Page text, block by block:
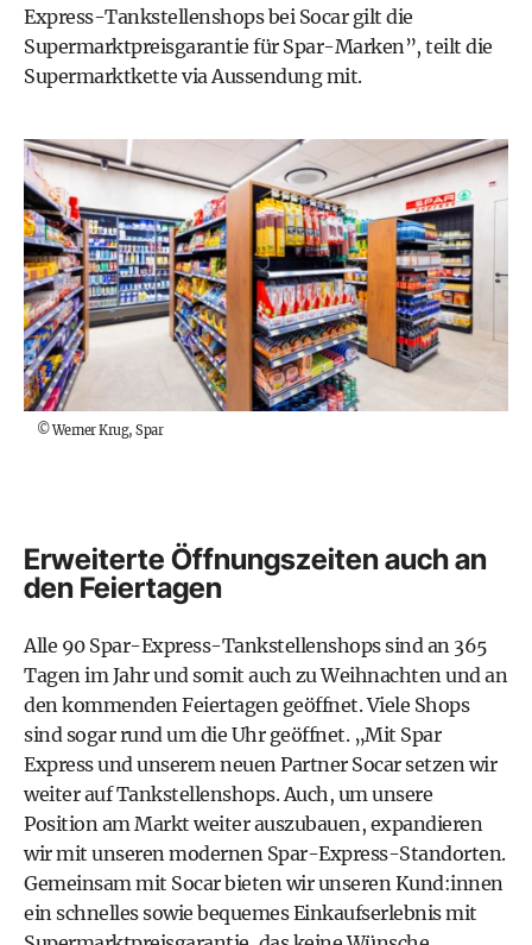
Express-Tankstellenshops bei Socar gilt die
Supermarktpreisgarantie für Spar-Marken”, teilt die
Supermarktkette via Aussendung mit.
©Werner Krug, Spar
Erweiterte Öffnungszeiten auch an
den Feiertagen
Alle 90 Spar-Express-Tankstellenshops sind an 365
Tagen im Jahr und somit auch zu Weihnachten und an
den kommenden Feiertagen geöffnet. Viele Shops
sind sogar rund um die Uhr geöffnet. „Mit Spar
Express und unserem neuen Partner Socar setzen wir
weiter auf Tankstellenshops. Auch, um unsere
Position am Markt weiter auszubauen, expandieren
wir mit unseren modernen Spar-Express-Standorten.
Gemeinsam mit Socar bieten wir unseren Kund:innen
ein schnelles sowie bequemes Einkaufserlebnis mit